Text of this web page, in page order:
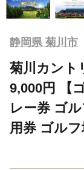
静岡県 菊川市
菊川カント
9,000円 【
レー券 ゴ
用券 ゴル